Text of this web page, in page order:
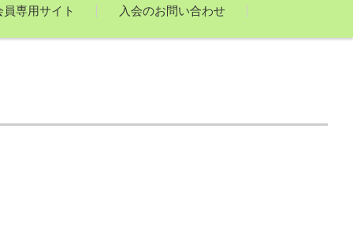
員専用サイト 入会のお問い合わせ